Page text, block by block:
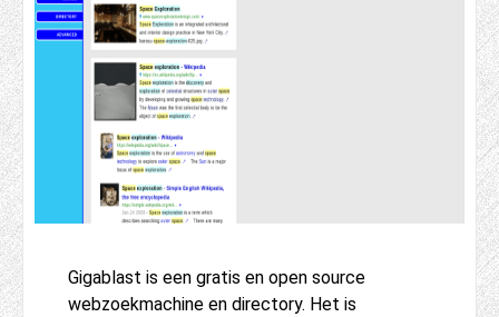
Gigablast is een gratis en open source
webzoekmachine en directory. Het is